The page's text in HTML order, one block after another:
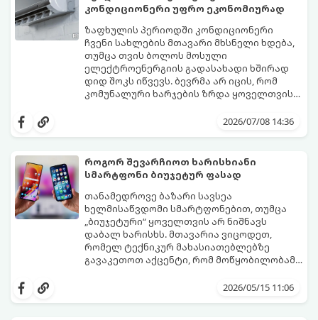
კონდიციონერი უფრო ეკონომიურად
ზაფხულის პერიოდში კონდიციონერი
ჩვენი სახლების მთავარი მხსნელი ხდება,
თუმცა თვის ბოლოს მოსული
ელექტროენერგიის გადასახადი ხშირად
დიდ შოკს იწვევს. ბევრმა არ იცის, რომ
კომუნალური ხარჯების ზრდა ყოველთვის
მიზეზი მისი არასწორი ექსპლუატაცია და
პარამეტრი, რომლებიც დაგეხმარებათ
ბიუჯეტი.
გთავაზობთ ეკონომიური მუშაობის
მთავარ ხრიკებს:
2026/07/08 14:36
როგორ შევარჩიოთ ხარისხიანი
სმარტფონი ბიუჯეტურ ფასად
თანამედროვე ბაზარი სავსეა
ხელმისაწვდომი სმარტფონებით, თუმცა
„ბიუჯეტური“ ყოველთვის არ ნიშნავს
დაბალ ხარისხს. მთავარია ვიცოდეთ,
რომელ ტექნიკურ მახასიათებლებზე
გავაკეთოთ აქცენტი, რომ მოწყობილობამ
2026/05/15 11:06